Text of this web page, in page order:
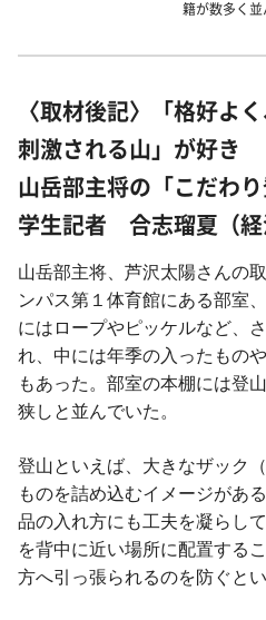
籍が数多く並
〈取材後記〉「格好よ
刺激される山」が好き
山岳部主将の「こだわり
学生記者 合志瑠夏（経
山岳部主将、芦沢太陽さんの
ンパス第１体育館にある部室
にはロープやピッケルなど、
れ、中には年季の入ったもの
もあった。部室の本棚には登
狭しと並んでいた。
登山といえば、大きなザック
ものを詰め込むイメージがあ
品の入れ方にも工夫を凝らし
を背中に近い場所に配置する
方へ引っ張られるのを防ぐとい